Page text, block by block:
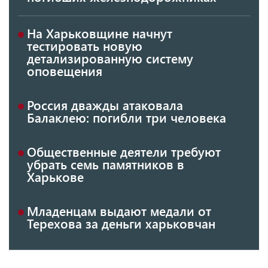
На Харьковщине начнут
тестировать новую
детализированную систему
оповещения
Россия дважды атаковала
Балаклею: погибли три человека
Общественные деятели требуют
убрать семь памятников в
Харькове
Младенцам выдают медали от
Терехова за деньги харьковчан